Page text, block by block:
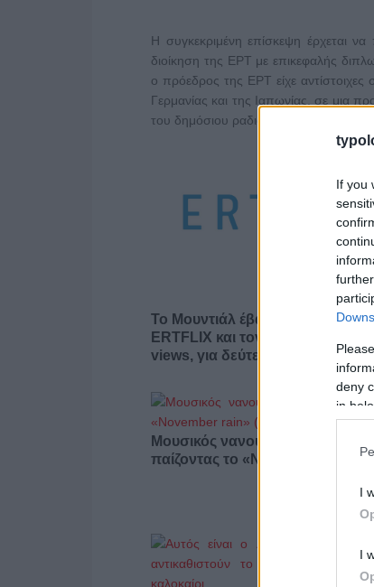
If you
deny
in
I
I
Η συγκεκριμένη επίσκεψη έρχεται
διοίκηση της ΕΡΤ με επικεφαλής
ο πρόεδρος της ΕΡΤ είχε
Γερμανίας και της Ιαπωνίας, σε μια
του δημόσιου ραδιοτηλεοπτικού φορέα.
Το Μουντιάλ έβαλε γκολ στις
ERTFLIX και τον Ιούλιο με
views, για δεύτερο συνεχόμενο
Μουσικός νανουρίζει λιοντάρια
παίζοντας το «November rain»